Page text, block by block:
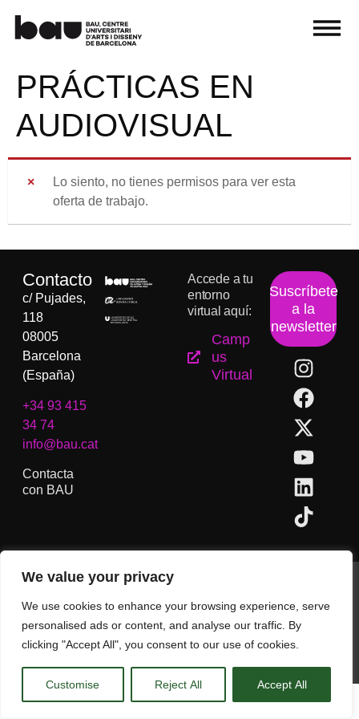
We value your privacy
We use cookies to enhance your browsing experience, serve
personalised ads or content, and analyse our traffic. By
clicking "Accept All", you consent to our use of cookies.
Customise Reject All Accept All
PRÁCTICAS EN
AUDIOVISUAL
Lo siento, no tienes permisos para ver esta
oferta de trabajo.
Contacto
c/ Pujades,
118
08005
Barcelona
(España)
+34 93 415
34 74
info@bau.cat
Contacta
con BAU
Accede a tu
entorno
virtual aquí:
Camp
us
Virtual
Suscríbete
a la
newsletter
BAU, Centro Universitario de Artes y Diseño de Barcelona.
Copyright © Todos los derechos reservados.
CA ES EN( IN)